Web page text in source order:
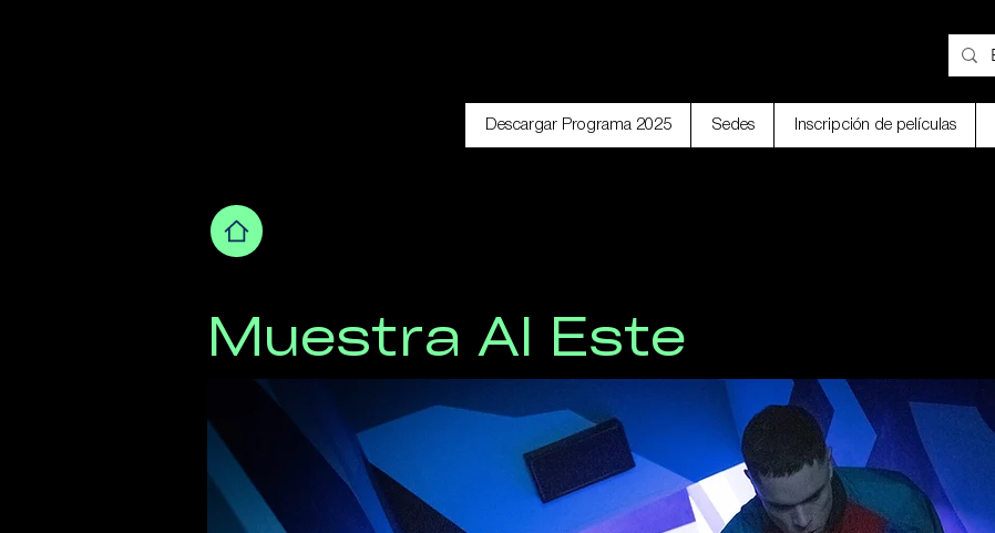
Descargar Programa 2025 Sedes Inscripción de películas
Muestra Al Este